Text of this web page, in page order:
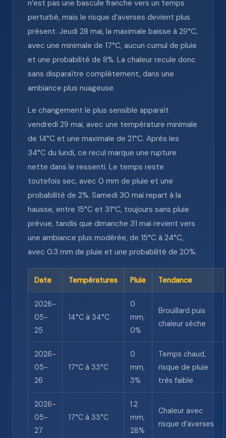
n’est pas une bascule franche vers un temps
perturbé, mais le risque d’averses devient plus
présent. Jeudi 28 mai, la maximale baisse à 29°C,
avec une minimale de 17°C, aucun cumul de pluie
et une probabilité de 8%. La chaleur recule donc
sans disparaître complètement, dans une
ambiance plus nuageuse.
Le changement le plus sensible apparaît
vendredi 29 mai, avec une température minimale
de 14°C et une maximale de 21°C. Après les
34°C du lundi, ce recul marque une rupture
nette dans le ressenti. Le temps reste
toutefois sec, avec 0 mm de pluie et une
probabilité de 2%. Samedi 30 mai repart à la
hausse, entre 15°C et 31°C, toujours sans pluie
prévue, tandis que dimanche 31 mai revient vers
une ambiance plus modérée, de 15°C à 24°C,
avec 0.3 mm de pluie et une probabilité de 20%.
Date Températures Pluie Tendance
2026-
05-
25
14°C à 34°C
0
mm,
0%
Brouillard puis
chaleur sèche
2026-
05-
26
17°C à 33°C
0
mm,
3%
Temps chaud,
risque de pluie
très faible
2026-
05-
27
17°C à 33°C
1.2
mm,
28%
Chaleur avec
risque d’averses